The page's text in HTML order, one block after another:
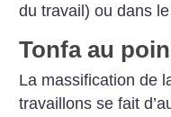
du travail) ou dans
Tonfa au
La massification de
travaillons se fait